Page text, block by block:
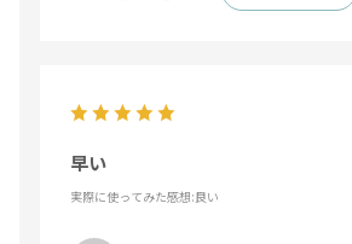
早い
実際に使ってみた感想:良い